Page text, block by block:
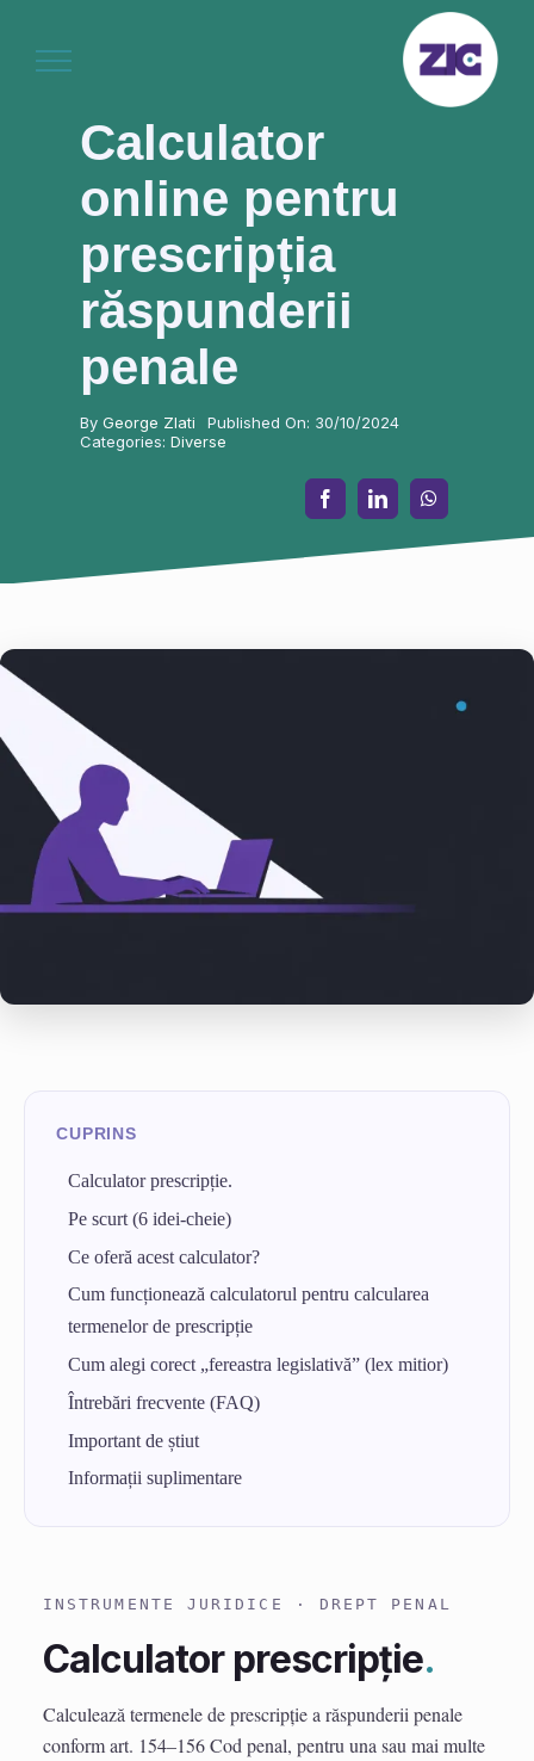
content
Calculator
online pentru
prescripția
răspunderii
penale
ByGeorge Zlati
Published On: 30/10/2024
Categories:Diverse
Calculator prescripție.
Pe scurt (6 idei-cheie)
Ce oferă acest calculator?
Cum funcționează calculatorul pentru calcularea
termenelor de prescripție
Cum alegi corect „fereastra legislativă” (lex mitior)
Întrebări frecvente (FAQ)
Important de știut
Informații suplimentare
INSTRUMENTE JURIDICE · DREPT PENAL
Calculator prescripție.
Calculează termenele de prescripție a răspunderii penale
conform art. 154–156 Cod penal, pentru una sau mai multe